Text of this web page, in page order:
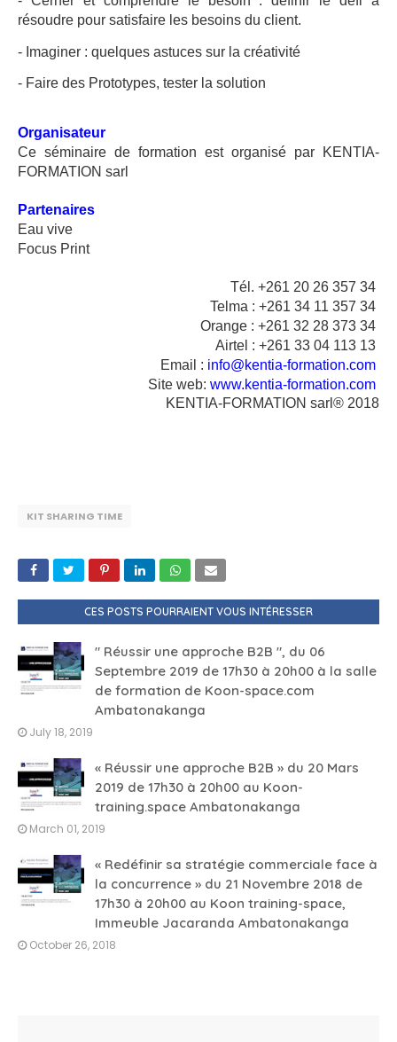
résoudre pour satisfaire les besoins du client.
- Imaginer : quelques astuces sur la créativité
- Faire des Prototypes, tester la solution
Organisateur
Ce séminaire de formation est organisé par KENTIA-
FORMATION sarl
Partenaires
Eau vive
Focus Print
Tél. +261 20 26 357 34
Telma : +261 34 11 357 34
Orange : +261 32 28 373 34
Airtel : +261 33 04 113 13
Email : info@kentia-formation.com
Site web: www.kentia-formation.com
KENTIA-FORMATION sarl® 2018
KIT SHARING TIME
CES POSTS POURRAIENT VOUS INTÉRESSER
" Réussir une approche B2B ", du 06
Septembre 2019 de 17h30 à 20h00 à la salle
de formation de Koon-space.com
Ambatonakanga
July 18, 2019
« Réussir une approche B2B » du 20 Mars
2019 de 17h30 à 20h00 au Koon-
training.space Ambatonakanga
March 01, 2019
« Redéfinir sa stratégie commerciale face à
la concurrence » du 21 Novembre 2018 de
17h30 à 20h00 au Koon training-space,
Immeuble Jacaranda Ambatonakanga
October 26, 2018